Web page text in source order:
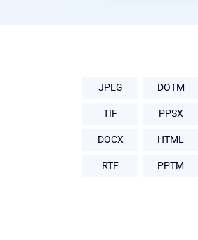
JPEG DOTM
TIF PPSX
DOCX HTML
RTF PPTM